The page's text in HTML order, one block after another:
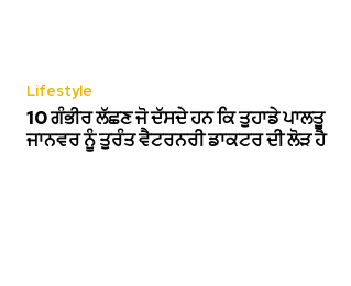
Lifestyle
10 ਗੰਭੀਰ ਲੱਛਣ ਜੋ ਦੱਸਦੇ ਹਨ ਕਿ ਤੁਹਾਡੇ ਪਾਲਤੂ
ਜਾਨਵਰ ਨੂੰ ਤੁਰੰਤ ਵੈਟਰਨਰੀ ਡਾਕਟਰ ਦੀ ਲੋੜ ਹੈ